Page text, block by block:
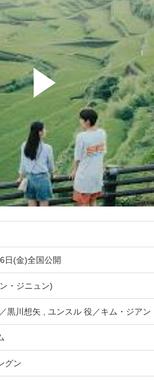
日(金)全国公開
・ジニュン)
黒川想矢 , ユンスル 役／キム・ジアン
グン